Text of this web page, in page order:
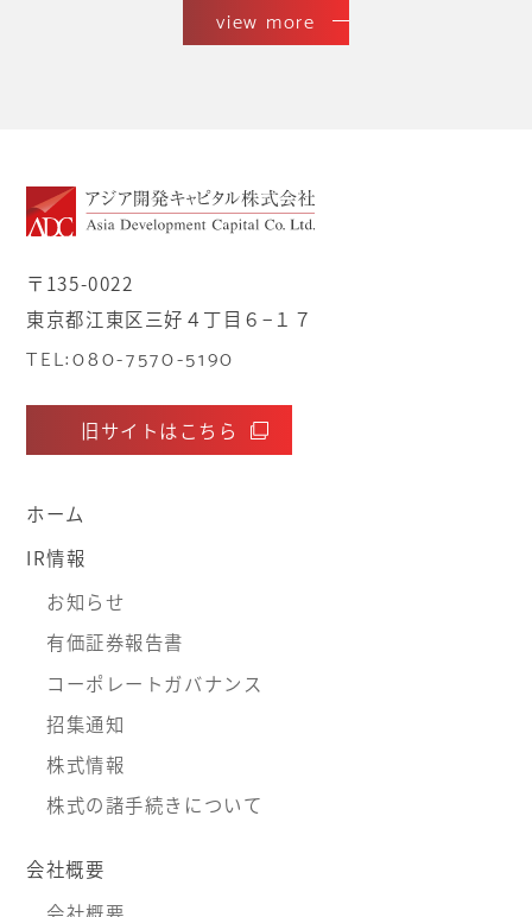
view more
〒135-0022
東京都江東区三好４丁目６−１７
TEL:080-7570-5190
旧サイトはこちら
ホーム
IR情報
お知らせ
有価証券報告書
コーポレートガバナンス
招集通知
株式情報
株式の諸手続きについて
会社概要